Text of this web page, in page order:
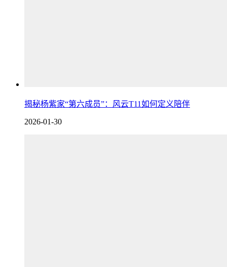
揭秘杨紫家“第六成员”：风云T11如何定义陪伴
2026-01-30